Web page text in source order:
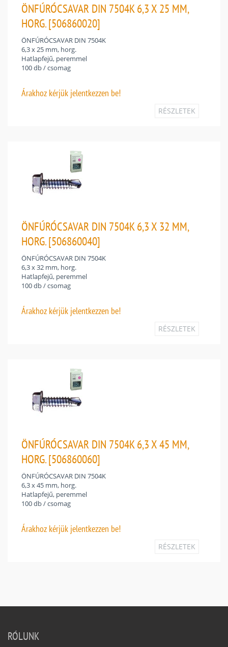
ÖNFÚRÓCSAVAR DIN 7504K 6,3 X 25 MM,
HORG. [506860020]
ÖNFÚRÓCSAVAR DIN 7504K
6,3 x 25 mm, horg.
Hatlapfejű, peremmel
100 db / csomag
Árakhoz kérjük jelentkezzen be!
RÉSZLETEK
ÖNFÚRÓCSAVAR DIN 7504K 6,3 X 32 MM,
HORG. [506860040]
ÖNFÚRÓCSAVAR DIN 7504K
6,3 x 32 mm, horg.
Hatlapfejű, peremmel
100 db / csomag
Árakhoz kérjük jelentkezzen be!
RÉSZLETEK
ÖNFÚRÓCSAVAR DIN 7504K 6,3 X 45 MM,
HORG. [506860060]
ÖNFÚRÓCSAVAR DIN 7504K
6,3 x 45 mm, horg.
Hatlapfejű, peremmel
100 db / csomag
Árakhoz kérjük jelentkezzen be!
RÉSZLETEK
RÓLUNK